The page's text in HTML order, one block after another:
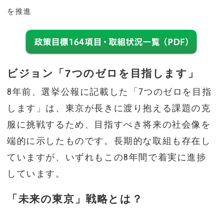
を推進
ビジョン「7つのゼロを目指します」
8年前、選挙公報に記載した「7つのゼロを目指
します」は、東京が長きに渡り抱える課題の克
服に挑戦するため、目指すべき将来の社会像を
端的に示したものです。長期的な取組も存在し
ていますが、いずれもこの8年間で着実に進捗
しています。
「未来の東京」戦略とは？